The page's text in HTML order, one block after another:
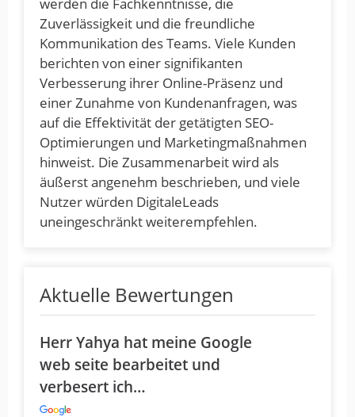
Zuverlässigkeit und die freundliche
Kommunikation des Teams. Viele Kunden
berichten von einer signifikanten
Verbesserung ihrer Online-Präsenz und
einer Zunahme von Kundenanfragen, was
auf die Effektivität der getätigten SEO-
Optimierungen und Marketingmaßnahmen
hinweist. Die Zusammenarbeit wird als
äußerst angenehm beschrieben, und viele
Nutzer würden DigitaleLeads
uneingeschränkt weiterempfehlen.
Aktuelle Bewertungen
Herr Yahya hat meine Google
web seite bearbeitet und
verbesert ich…